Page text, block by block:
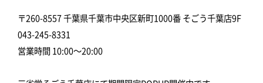
〒260-8557 千葉県千葉市中央区新町1000番 そごう千葉店9F
043-245-8331
営業時間 10:00～20:00